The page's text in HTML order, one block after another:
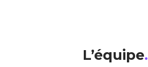
L’équipe.